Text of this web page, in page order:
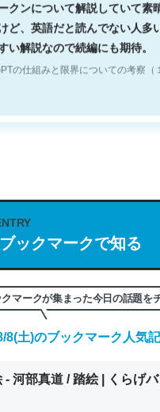
ど、英語だと読んでない人
い解説なので続編にも期待。
の仕組みと限界についての考察（
の仕組みと限界についての考察（
は良記事。32768トークンだ
伏線」は回収されないけど、
く強くなりそう
ックマークで知る
クマークが集まった今日の話題を
8(土)のブックマーク人気
- 河部真道 / 踏絵 | くらげ